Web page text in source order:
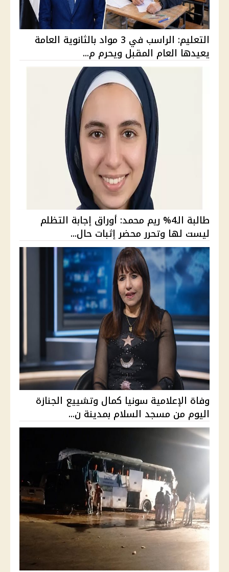
التعليم: الراسب في 3 مواد بالثانوية العامة
يعيدها العام المقبل ويحرم م...
طالبة الـ4% ريم محمد: أوراق إجابة التظلم
ليست لها وتحرر محضر إثبات حال...
وفاة الإعلامية سونيا كمال وتشييع الجنازة
اليوم من مسجد السلام بمدينة ن...